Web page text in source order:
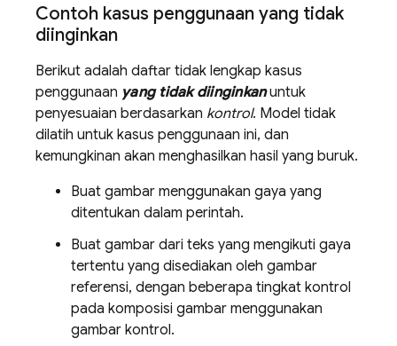
Contoh kasus penggunaan yang tidak
diinginkan
Berikut adalah daftar tidak lengkap kasus
penggunaan yang tidak diinginkanuntuk
penyesuaian berdasarkan kontrol. Model tidak
dilatih untuk kasus penggunaan ini, dan
kemungkinan akan menghasilkan hasil yang buruk.
Buat gambar menggunakan gaya yang
ditentukan dalam perintah.
Buat gambar dari teks yang mengikuti gaya
tertentu yang disediakan oleh gambar
referensi, dengan beberapa tingkat kontrol
pada komposisi gambar menggunakan
gambar kontrol.